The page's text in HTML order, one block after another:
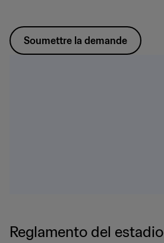
Soumettre la demande
Reglamento del estadio